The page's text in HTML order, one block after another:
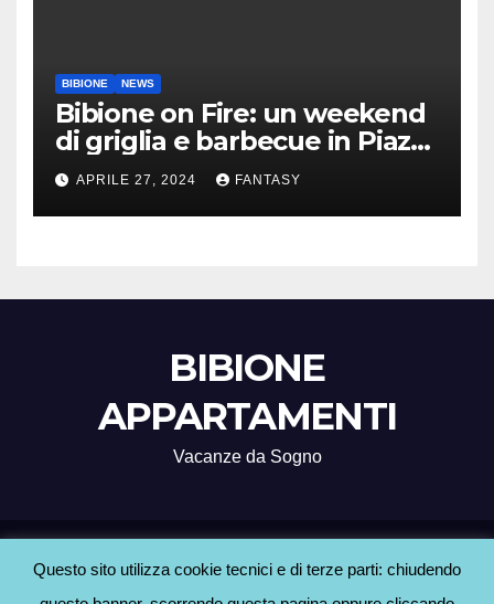
BIBIONE NEWS
Bibione on Fire: un weekend
di griglia e barbecue in Piazza
Treviso
APRILE 27, 2024 FANTASY
BIBIONE
APPARTAMENTI
Vacanze da Sogno
Proudly powered by WordPress Tema: Newsup di Themeansar .
Questo sito utilizza cookie tecnici e di terze parti: chiudendo